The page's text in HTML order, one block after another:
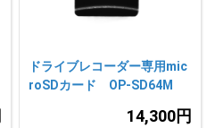
ドライブレコーダー専用mic
roSDカード OP-SD64M
14,300円